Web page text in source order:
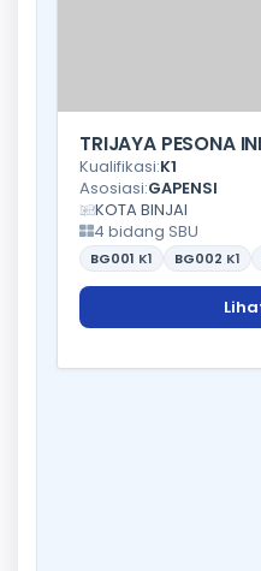
TRIJAYA PESONA
Kualifikasi:K1
Asosiasi:GAPENSI
KOTA BINJAI
4 bidang SBU
BG001 K1 BG002 K1